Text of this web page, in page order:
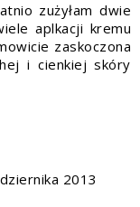
zużyłam dwie
aplkacji kremu
zaskoczona
i cienkiej skóry
2013